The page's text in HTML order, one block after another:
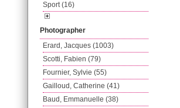
Sport (16)
Photographer
Erard, Jacques (1003)
Scotti, Fabien (79)
Fournier, Sylvie (55)
Gailloud, Catherine (41)
Baud, Emmanuelle (38)